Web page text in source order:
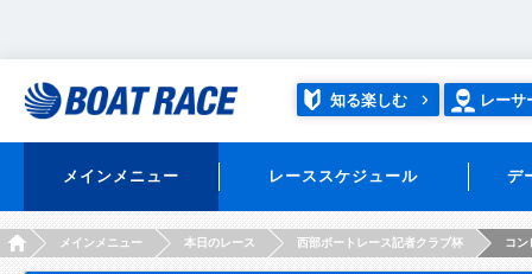
知る楽しむ レーサ
メインメニュー レーススケジュール デ
HOMEメインメニュー 本日のレース 西部ボートレース記者クラブ杯 コン